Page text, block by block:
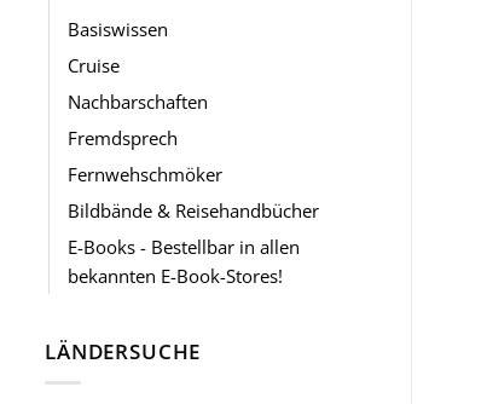
Basiswissen
Cruise
Nachbarschaften
Fremdsprech
Fernwehschmöker
Bildbände & Reisehandbücher
E-Books - Bestellbar in allen
bekannten E-Book-Stores!
LÄNDERSUCHE